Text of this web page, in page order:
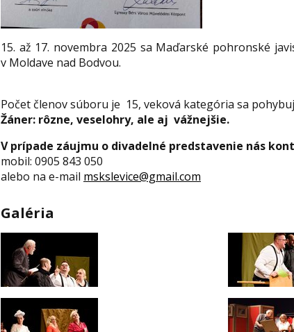
15. až 17. novembra 2025 sa Maďarské pohronské
v Moldave nad Bodvou.
Počet členov súboru je 15, veková kategória sa
Žáner: rôzne, veselohry, ale aj vážnejšie.
V prípade záujmu o divadelné predstavenie nás
mobil: 0905 843 050
alebo na e-mail mskslevice@gmail.com
Galéria